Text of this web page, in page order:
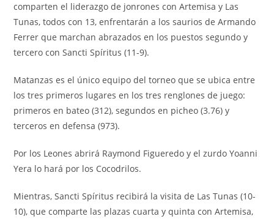
comparten el liderazgo de jonrones con Artemisa y Las
Tunas, todos con 13, enfrentarán a los saurios de Armando
Ferrer que marchan abrazados en los puestos segundo y
tercero con Sancti Spíritus (11-9).
Matanzas es el único equipo del torneo que se ubica entre
los tres primeros lugares en los tres renglones de juego:
primeros en bateo (312), segundos en picheo (3.76) y
terceros en defensa (973).
Por los Leones abrirá Raymond Figueredo y el zurdo Yoanni
Yera lo hará por los Cocodrilos.
Mientras, Sancti Spíritus recibirá la visita de Las Tunas (10-
10), que comparte las plazas cuarta y quinta con Artemisa,